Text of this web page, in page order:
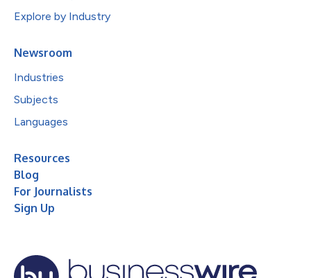
Explore by Industry
Newsroom
Industries
Subjects
Languages
Resources
Blog
For Journalists
Sign Up